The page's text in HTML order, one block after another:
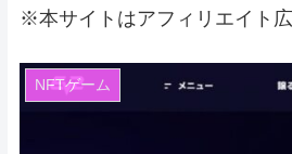
※本サイトはアフィリエイト
NFTゲーム